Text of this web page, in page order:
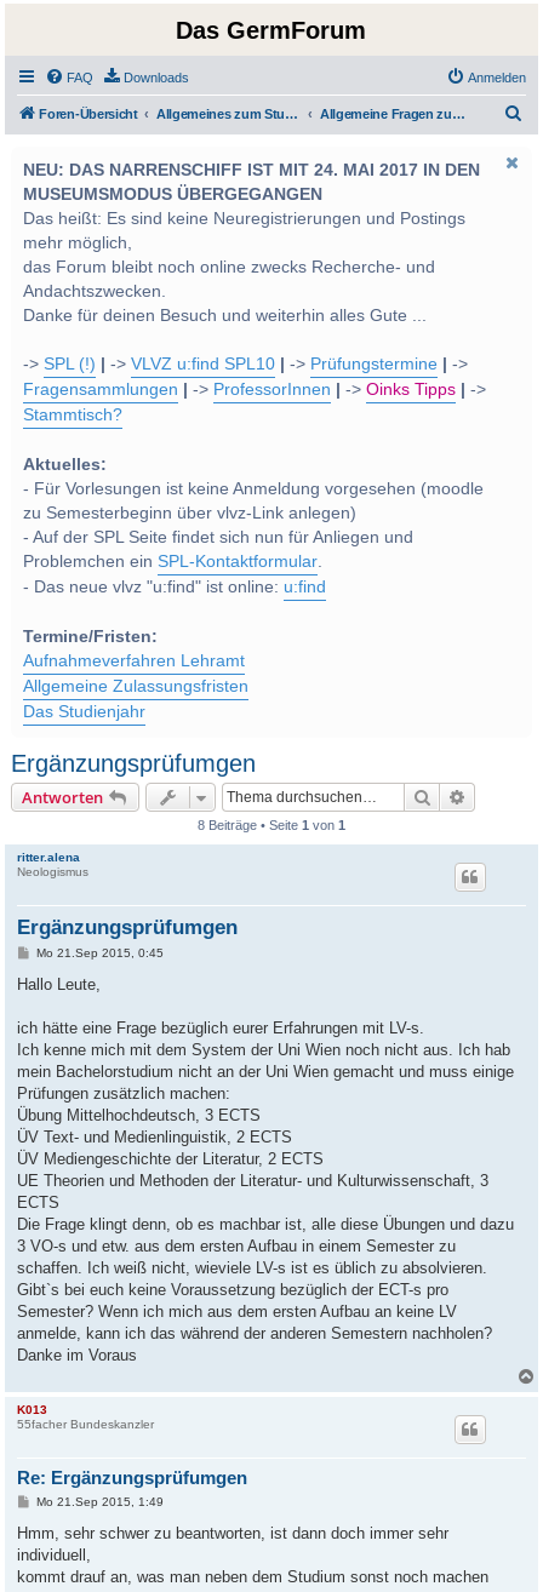
Das GermForum
FAQ Downloads Anmelden
Foren-Übersicht Allgemeines zum Studium und Studentenleben Allgemeine Fragen zum Studienplan Bachelor/Master
NEU: DAS NARRENSCHIFF IST MIT 24. MAI 2017 IN DEN
MUSEUMSMODUS ÜBERGEGANGEN
Das heißt: Es sind keine Neuregistrierungen und Postings
mehr möglich,
das Forum bleibt noch online zwecks Recherche- und
Andachtszwecken.
Danke für deinen Besuch und weiterhin alles Gute ...
->SPL (!) ->VLVZ u:find SPL10 -> Prüfungstermine
->
Fragensammlungen
-> ProfessorInnen ->Oinks Tipps
->
Stammtisch?
Aktuelles:
- Für Vorlesungen ist keine Anmeldung vorgesehen (moodle
zu Semesterbeginn über vlvz-Link anlegen)
- Auf der SPL Seite findet sich nun für Anliegen und
Problemchen einSPL-Kontaktformular.
- Das neue vlvz "u:find" ist online: u:find
Termine/Fristen:
Aufnahmeverfahren Lehramt
Allgemeine Zulassungsfristen
Das Studienjahr
Ergänzungsprüfumgen
Antworten Suche
8 Beiträge • Seite 1 von 1
ritter.alena
Neologismus
Ergänzungsprüfumgen
B
i
a
Mo 21.Sep 2015, 0:45
Hallo Leute,
ich hätte eine Frage bezüglich eurer Erfahrungen mit LV-s.
Ich kenne mich mit dem System der Uni Wien noch nicht aus. Ich hab
mein Bachelorstudium nicht an der Uni Wien gemacht und muss einige
Prüfungen zusätzlich machen:
Übung Mittelhochdeutsch, 3 ECTS
ÜV Text- und Medienlinguistik, 2 ECTS
ÜV Mediengeschichte der Literatur, 2 ECTS
UE Theorien und Methoden der Literatur- und Kulturwissenschaft, 3
ECTS
Die Frage klingt denn, ob es machbar ist, alle diese Übungen und dazu
3 VO-s und etw. aus dem ersten Aufbau in einem Semester zu
schaffen. Ich weiß nicht, wieviele LV-s ist es üblich zu absolvieren.
Gibt`s bei euch keine Voraussetzung bezüglich der ECT-s pro
Semester? Wenn ich mich aus dem ersten Aufbau an keine LV
anmelde, kann ich das während der anderen Semestern nachholen?
Danke im Voraus
K013
55facher Bundeskanzler
Re: Ergänzungsprüfumgen
B
i
r
a
Mo 21.Sep 2015, 1:49
Hmm, sehr schwer zu beantworten, ist dann doch immer sehr
individuell,
kommt drauf an, was man neben dem Studium sonst noch machen